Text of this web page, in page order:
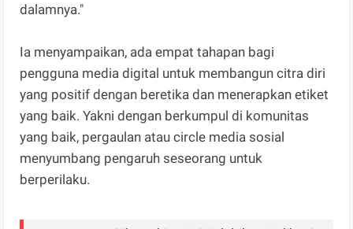
dalamnya."
Ia menyampaikan, ada empat tahapan bagi
pengguna media digital untuk membangun citra diri
yang positif dengan beretika dan menerapkan etiket
yang baik. Yakni dengan berkumpul di komunitas
yang baik, pergaulan atau circle media sosial
menyumbang pengaruh seseorang untuk
berperilaku.